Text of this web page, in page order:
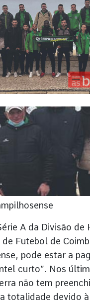
A da Divisão de
Futebol de
pode estar a
curto”. Nos
não tem
totalidade devido à